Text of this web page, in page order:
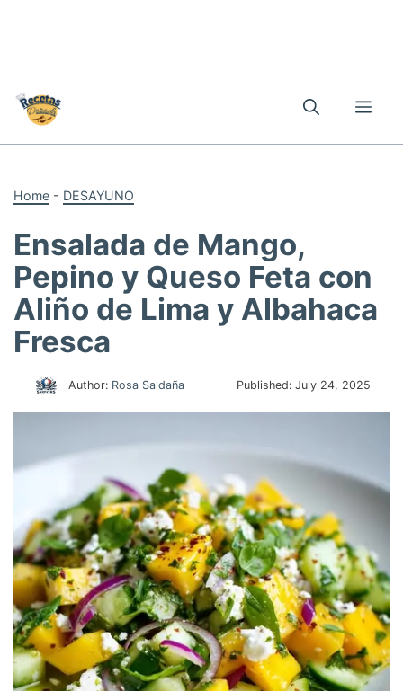
content
Home - DESAYUNO
Ensalada de Mango,
Pepino y Queso Feta con
Aliño de Lima y Albahaca
Fresca
Author: Rosa Saldaña Published: July 24, 2025